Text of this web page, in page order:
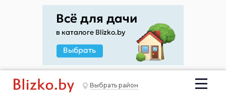
Выбрать район